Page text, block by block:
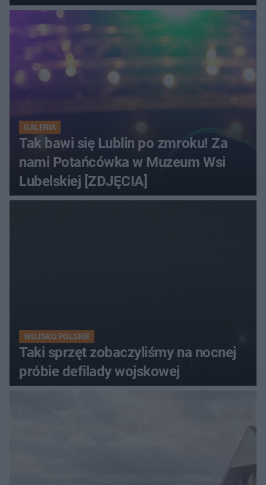
GALERIA
Tak bawi się Lublin po zmroku! Za
nami Potańcówka w Muzeum Wsi
Lubelskiej [ZDJĘCIA]
WOJSKO POLSKIE
Taki sprzęt zobaczyliśmy na nocnej
próbie defilady wojskowej